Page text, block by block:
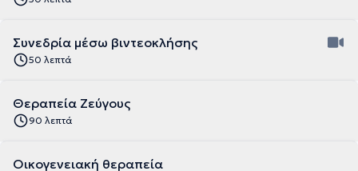
Συνεδρία μέσω βιντεοκλήσης
50 λεπτά
Θεραπεία Ζεύγους
90 λεπτά
Οικογενειακή θεραπεία